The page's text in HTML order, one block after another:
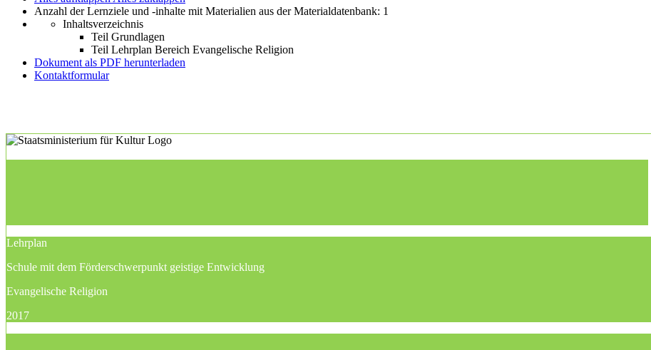
Anzahl der Lernziele und -inhalte mit Materialien aus der Materialdatenbank: 1
Inhaltsverzeichnis
Teil Grundlagen
Teil Lehrplan Bereich Evangelische Religion
Dokument als PDF herunterladen
Kontaktformular
Lehrplan
Schule mit dem Förderschwerpunkt geistige Entwicklung
Evangelische Religion
2017